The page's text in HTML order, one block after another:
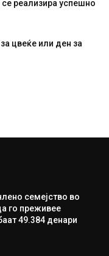
реализира успешно
цвеќе или ден за
семејство во
го преживее
49.384 денари